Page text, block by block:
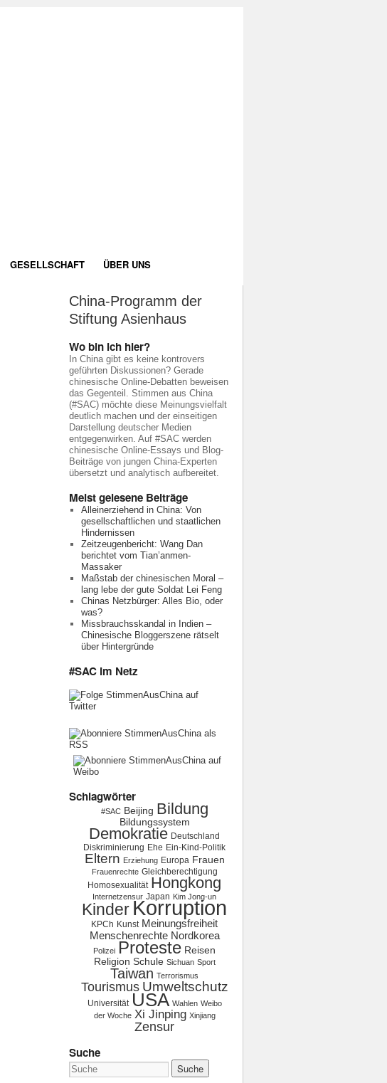
GESELLSCHAFT ÜBER UNS
China-Programm der
Stiftung Asienhaus
Wo bin ich hier?
In China gibt es keine kontrovers
geführten Diskussionen? Gerade
chinesische Online-Debatten beweisen
das Gegenteil. Stimmen aus China
(#SAC) möchte diese Meinungsvielfalt
deutlich machen und der einseitigen
Darstellung deutscher Medien
entgegenwirken. Auf #SAC werden
chinesische Online-Essays und Blog-
Beiträge von jungen China-Experten
übersetzt und analytisch aufbereitet.
Meist gelesene Beiträge
Alleinerziehend in China: Von
gesellschaftlichen und staatlichen
Hindernissen
Zeitzeugenbericht: Wang Dan
berichtet vom Tian’anmen-
Massaker
Maßstab der chinesischen Moral –
lang lebe der gute Soldat Lei Feng
Chinas Netzbürger: Alles Bio, oder
was?
Missbrauchsskandal in Indien –
Chinesische Bloggerszene rätselt
über Hintergründe
#SAC im Netz
Schlagwörter
#SAC Beijing Bildung
Bildungssystem
Demokratie Deutschland
Diskriminierung Ehe Ein-Kind-Politik
Eltern Erziehung Europa Frauen
Frauenrechte Gleichberechtigung
Homosexualität Hongkong
Internetzensur Japan Kim Jong-un
KinderKorruption
KPCh Kunst Meinungsfreiheit
Menschenrechte Nordkorea
Polizei Proteste Reisen
Religion Schule Sichuan Sport
Taiwan Terrorismus
Tourismus Umweltschutz
Universität USA Wahlen Weibo
der Woche Xi Jinping Xinjiang
Zensur
Suche